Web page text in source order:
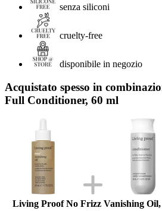
senza siliconi
cruelty-free
disponibile in negozio
Acquistato spesso in
Full Conditioner, 60 ml
Living Proof No Frizz Vanishing Oil,